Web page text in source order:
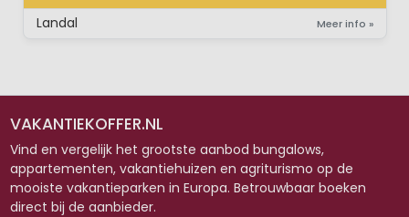
BUNGALOWS
Landal Meer info »
VAKANTIEKOFFER.NL
Vind en vergelijk het grootste aanbod bungalows,
appartementen, vakantiehuizen en agriturismo op de
mooiste vakantieparken in Europa. Betrouwbaar boeken
direct bij de aanbieder.